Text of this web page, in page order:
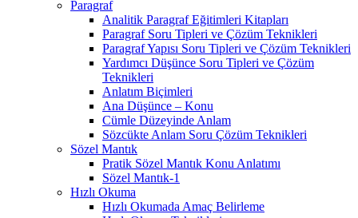
Paragraf
Analitik Paragraf Eğitimleri Kitapları
Paragraf Soru Tipleri ve Çözüm Teknikleri
Paragraf Yapısı Soru Tipleri ve Çözüm Teknikleri
Yardımcı Düşünce Soru Tipleri ve Çözüm
Teknikleri
Anlatım Biçimleri
Ana Düşünce – Konu
Cümle Düzeyinde Anlam
Sözcükte Anlam Soru Çözüm Teknikleri
Sözel Mantık
Pratik Sözel Mantık Konu Anlatımı
Sözel Mantık-1
Hızlı Okuma
Hızlı Okumada Amaç Belirleme